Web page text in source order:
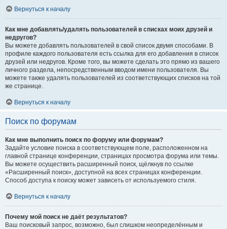
Вернуться к началу
Как мне добавлять/удалять пользователей в списках моих друзей и
недругов?
Вы можете добавлять пользователей в свой список двумя способами. В
профиле каждого пользователя есть ссылка для его добавления в список
друзей или недругов. Кроме того, вы можете сделать это прямо из вашего
личного раздела, непосредственным вводом имени пользователя. Вы
можете также удалять пользователей из соответствующих списков на той
же странице.
Вернуться к началу
Поиск по форумам
Как мне выполнить поиск по форуму или форумам?
Задайте условие поиска в соответствующем поле, расположенном на
главной странице конференции, страницах просмотра форума или темы.
Вы можете осуществить расширенный поиск, щёлкнув по ссылке
«Расширенный поиск», доступной на всех страницах конференции.
Способ доступа к поиску может зависеть от используемого стиля.
Вернуться к началу
Почему мой поиск не даёт результатов?
Ваш поисковый запрос, возможно, был слишком неопределённым и